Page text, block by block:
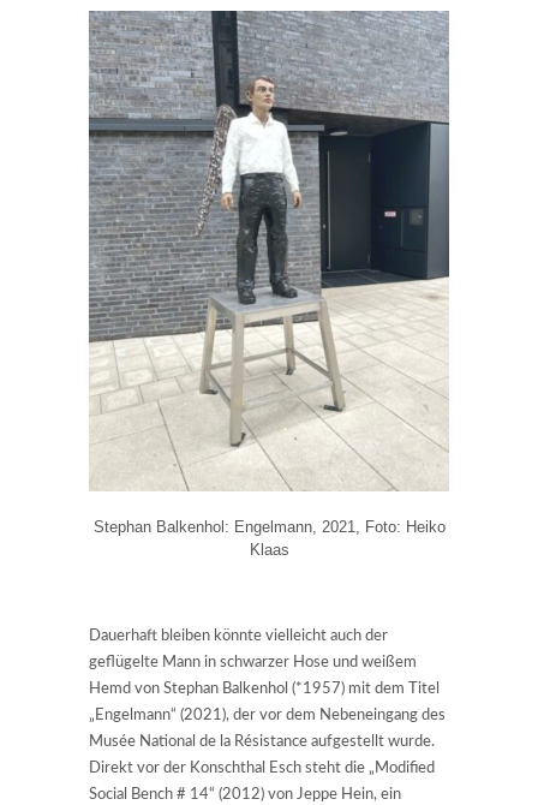
Stephan Balkenhol: Engelmann, 2021, Foto: Heiko
Klaas
Dauerhaft bleiben könnte vielleicht auch der
geflügelte Mann in schwarzer Hose und weißem
Hemd von Stephan Balkenhol (*1957) mit dem Titel
„Engelmann“ (2021), der vor dem Nebeneingang des
Musée National de la Résistance aufgestellt wurde.
Direkt vor der Konschthal Esch steht die „Modified
Social Bench # 14“ (2012) von Jeppe Hein, ein